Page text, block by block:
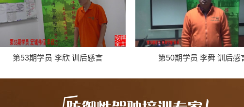
第53期学员 李欣 训后感言 第50期学员 李舜 训后感